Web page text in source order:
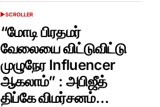
POSTED
SCROLLER
“மோடி பிரதமர்
வேலையை விட்டுவிட்டு
முழுநேர Influencer
ஆகலாம்” : அபிஜீத்
திப்கே விமர்சனம்…